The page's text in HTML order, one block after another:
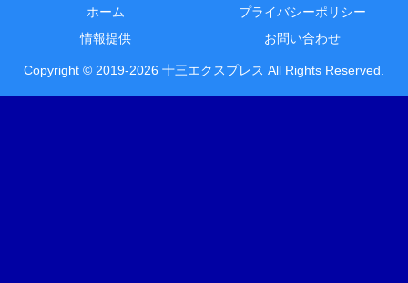
ホーム
プライバシーポリシー
情報提供
お問い合わせ
Copyright © 2019-2026 十三エクスプレス All Rights Reserved.